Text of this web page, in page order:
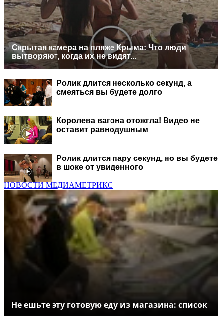
Скрытая камера на пляже Крыма: Что люди
вытворяют, когда их не видят...
Ролик длится несколько секунд, а
смеяться вы будете долго
Королева вагона отожгла! Видео не
оставит равнодушным
Ролик длится пару секунд, но вы будете
в шоке от увиденного
НОВОСТИ МЕДИАМЕТРИКС
Не ешьте эту готовую еду из магазина: список